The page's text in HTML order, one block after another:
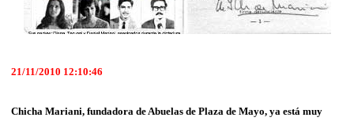
21/11/2010 12:10:46
Chicha Mariani, fundadora de Abuelas de Plaza de Mayo, ya está muy